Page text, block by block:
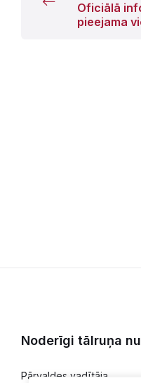
Oficiālā
pieejama
Noderīgi tālruņa
Pārvaldes vadītāja